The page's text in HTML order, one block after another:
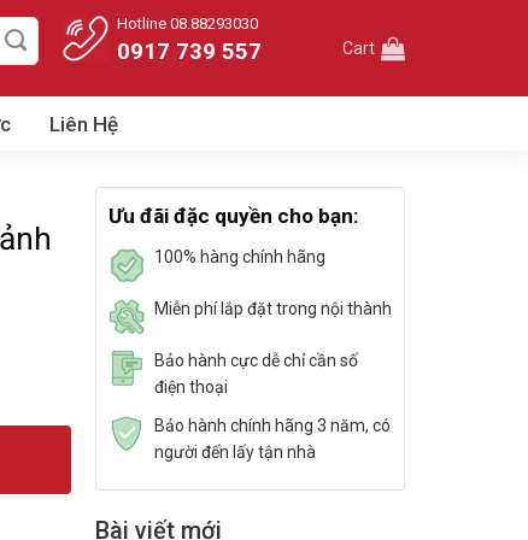
Hotline 08.88293030
0917 739 557 Cart
Liên Hệ
Ưu đãi đặc quyền cho bạn:
100% hàng chính hãng
Miễn phí lắp đặt trong nội thành
Bảo hành cực dễ chỉ cần số
điện thoại
Bảo hành chính hãng 3 năm, có
người đến lấy tận nhà
Bài viết mới